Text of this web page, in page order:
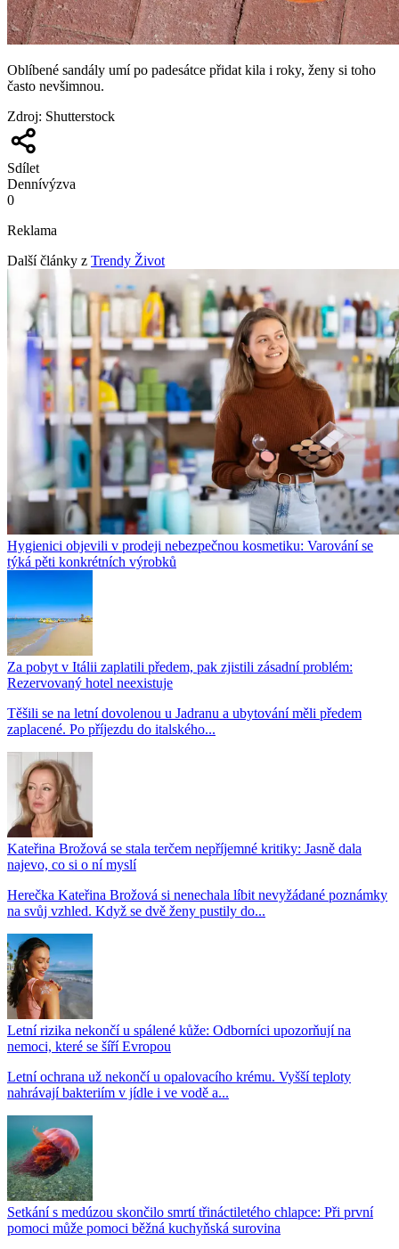
Oblíbené sandály umí po padesátce přidat kila i roky, ženy si toho
často nevšimnou.
Zdroj: Shutterstock
Sdílet
Dennívýzva
0
Reklama
Další články z Trendy Život
Hygienici objevili v prodeji nebezpečnou kosmetiku: Varování se
týká pěti konkrétních výrobků
Za pobyt v Itálii zaplatili předem, pak zjistili zásadní problém:
Rezervovaný hotel neexistuje
Těšili se na letní dovolenou u Jadranu a ubytování měli předem
zaplacené. Po příjezdu do italského...
Kateřina Brožová se stala terčem nepříjemné kritiky: Jasně dala
najevo, co si o ní myslí
Herečka Kateřina Brožová si nenechala líbit nevyžádané poznámky
na svůj vzhled. Když se dvě ženy pustily do...
Letní rizika nekončí u spálené kůže: Odborníci upozorňují na
nemoci, které se šíří Evropou
Letní ochrana už nekončí u opalovacího krému. Vyšší teploty
nahrávají bakteriím v jídle i ve vodě a...
Setkání s medúzou skončilo smrtí třináctiletého chlapce: Při první
pomoci může pomoci běžná kuchyňská surovina